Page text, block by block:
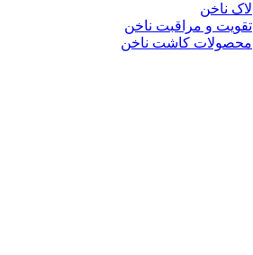
لاک ناخن
تقویت و مراقبت ناخن
محصولات کاشت ناخن